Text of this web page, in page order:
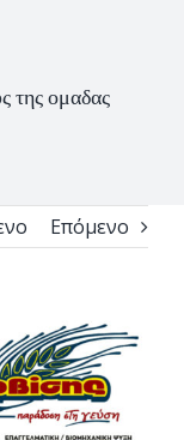
της ομαδας
Επόμενο